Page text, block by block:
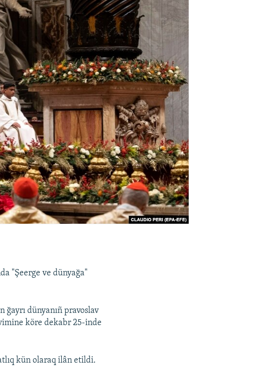
"Şeerge ve dünyağa"
dünyanıñ pravoslav
köre dekabr 25-inde
kün olaraq ilân etildi.